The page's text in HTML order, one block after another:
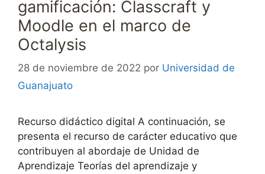
gamificación: Classcraft y
Moodle en el marco de
Octalysis
28 de noviembre de 2022 por Universidad de
Guanajuato
Recurso didáctico digital A continuación, se
presenta el recurso de carácter educativo que
contribuyen al abordaje de Unidad de
Aprendizaje Teorías del aprendizaje y